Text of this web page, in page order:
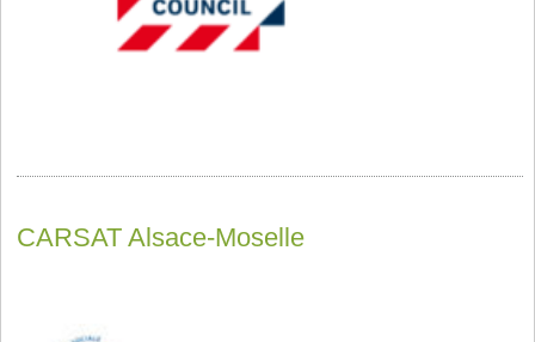
CARSAT Alsace-Moselle